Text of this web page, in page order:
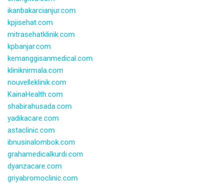
ikanbakarcianjur.com
kpjisehat.com
mitrasehatklinik.com
kpbanjar.com
kemanggisanmedical.com
kliniknirmala.com
nouvelleklinik.com
KainaHealth.com
shabirahusada.com
yadikacare.com
astaclinic.com
ibnusinalombok.com
grahamedicalkurdi.com
dyanzacare.com
griyabromoclinic.com